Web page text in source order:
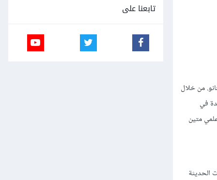
من خلال
في
متين
الحديثة
تابعنا على